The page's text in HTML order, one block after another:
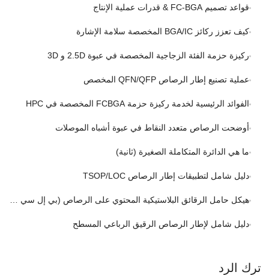
قواعد تصميم FC-BGA & قدرات عملية الإنتاج
كيف تعزز ركائز BGA/IC المخصصة سلامة الإشارة
ركيزة حزمة الفئة الزجاجية المخصصة في عبوة 2.5D و 3D
عملية تصنيع إطار الرصاص QFN/QFP المخصص
الفوائد الرئيسية لخدمة ركيزة حزمة FCBGA المخصصة في HPC
أوضحت الرصاص متعدد النقاط في عبوة أشباه الموصلات
ما هي الدائرة المتكاملة الصغيرة (ثانية)
دليل شامل لتطبيقات إطار الرصاص TSOP/LOC
هيكل حامل الرقائق البلاستيكية المحتوي على الرصاص (بي إل سي سي) إطار الرصاص
دليل شامل لإطار الرصاص الرقيق الرباعي المسطح
ترك الرد